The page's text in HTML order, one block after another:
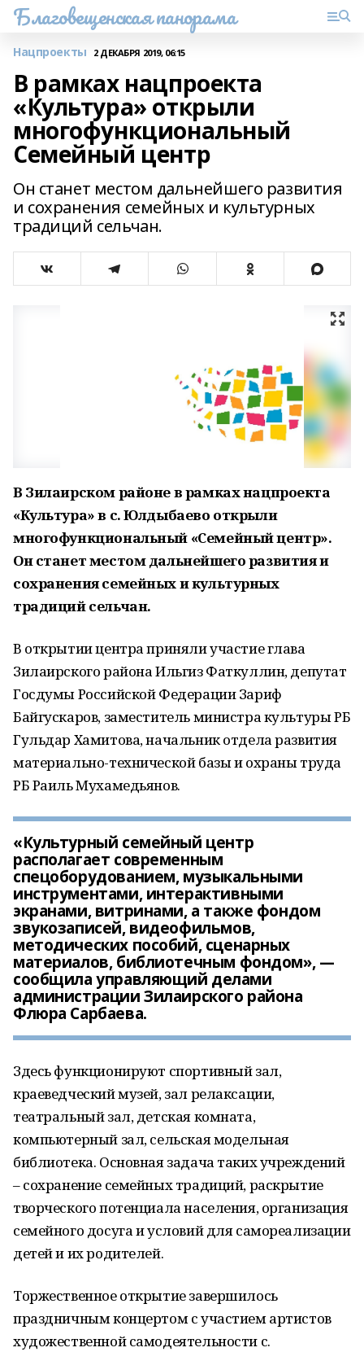
Благовещенская панорама
Нацпроекты 2 ДЕКАБРЯ 2019, 06:15
В рамках нацпроекта
«Культура» открыли
многофункциональный
Семейный центр
Он станет местом дальнейшего развития
и сохранения семейных и культурных
традиций сельчан.
В Зилаирском районе в рамках нацпроекта
«Культура» в с. Юлдыбаево открыли
многофункциональный «Семейный центр».
Он станет местом дальнейшего развития и
сохранения семейных и культурных
традиций сельчан.
В открытии центра приняли участие глава
Зилаирского района Ильгиз Фаткуллин, депутат
Госдумы Российской Федерации Зариф
Байгускаров, заместитель министра культуры РБ
Гульдар Хамитова, начальник отдела развития
материально-технической базы и охраны труда
РБ Раиль Мухамедьянов.
«Культурный семейный центр
располагает современным
спецоборудованием, музыкальными
инструментами, интерактивными
экранами, витринами, а также фондом
звукозаписей, видеофильмов,
методических пособий, сценарных
материалов, библиотечным фондом», —
сообщила управляющий делами
администрации Зилаирского района
Флюра Сарбаева.
Здесь функционируют спортивный зал,
краеведческий музей, зал релаксации,
театральный зал, детская комната,
компьютерный зал, сельская модельная
библиотека. Основная задача таких учреждений
– сохранение семейных традиций, раскрытие
творческого потенциала населения, организация
семейного досуга и условий для самореализации
детей и их родителей.
Торжественное открытие завершилось
праздничным концертом с участием артистов
художественной самодеятельности с.